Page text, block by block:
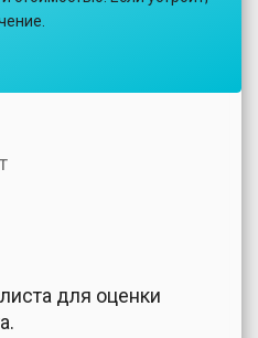
для оценки